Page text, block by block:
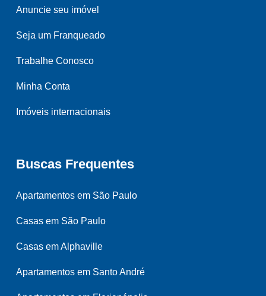
Anuncie seu imóvel
Seja um Franqueado
Trabalhe Conosco
Minha Conta
Imóveis internacionais
Buscas Frequentes
Apartamentos em São Paulo
Casas em São Paulo
Casas em Alphaville
Apartamentos em Santo André